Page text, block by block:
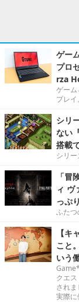
ゲー
プロ
rza
ゲー
プレ
シリ
ない
搭載
シリ
「冒
ィ ヴ
っぷ
ふたつ
【キ
こと
いう
クエ
され
実際に